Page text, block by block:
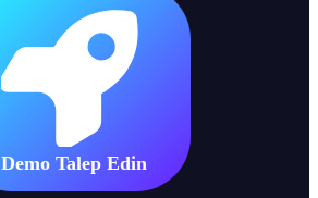
Demo Talep Edin